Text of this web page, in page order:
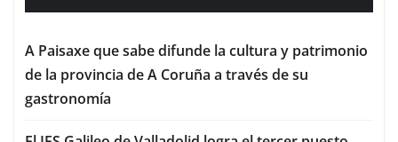
A Paisaxe que sabe difunde la cultura y patrimonio
de la provincia de A Coruña a través de su
gastronomía